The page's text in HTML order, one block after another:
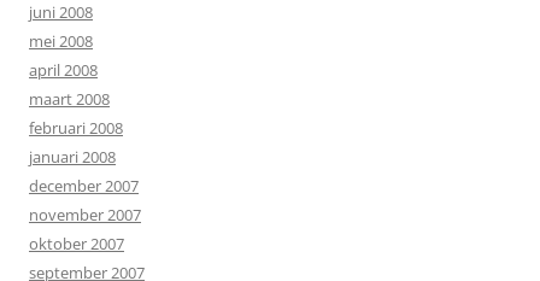
juni 2008
mei 2008
april 2008
maart 2008
februari 2008
januari 2008
december 2007
november 2007
oktober 2007
september 2007